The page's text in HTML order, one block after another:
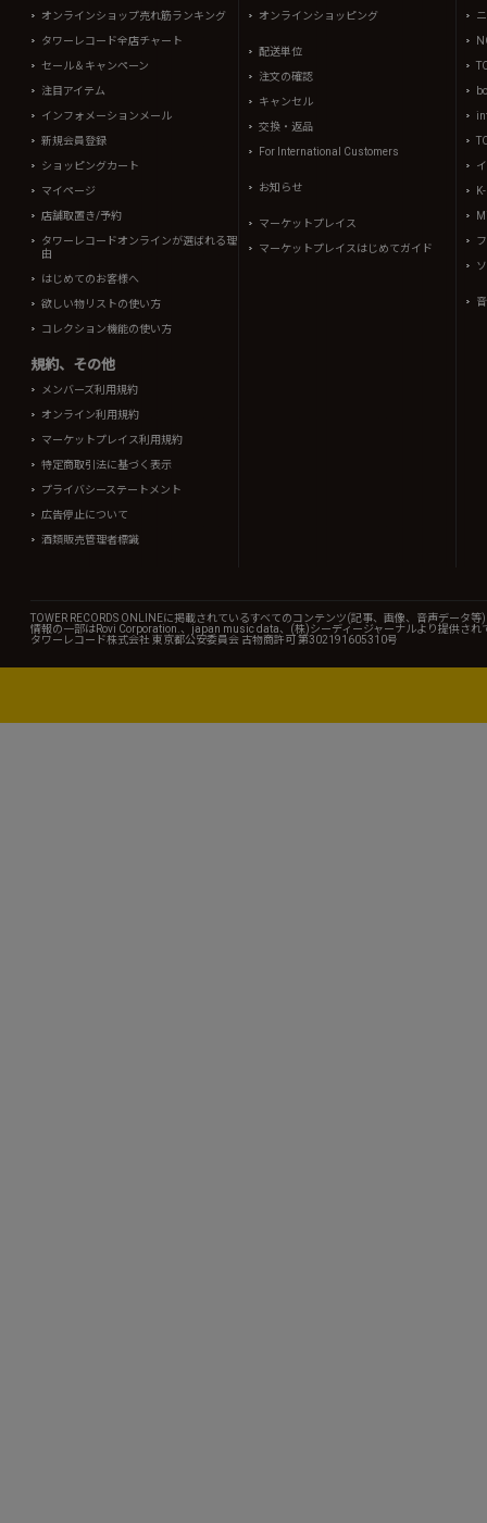
オンラインショップ売れ筋ランキング
タワーレコード全店チャート
セール＆キャンペーン
注目アイテム
インフォメーションメール
新規会員登録
ショッピングカート
マイページ
店舗取置き/予約
タワーレコードオンラインが選ばれる理
由
はじめてのお客様へ
欲しい物リストの使い方
コレクション機能の使い方
規約、その他
メンバーズ利用規約
オンライン利用規約
マーケットプレイス利用規約
特定商取引法に基づく表示
プライバシーステートメント
広告停止について
酒類販売管理者標識
オンラインショッピング
配送単位
注文の確認
キャンセル
交換・返品
For International Customers
お知らせ
マーケットプレイス
マーケットプレイスはじめてガイド
TOWER RECORDS ONLINEに掲載されているすべてのコンテンツ(記事、画像、音声データ
情報の一部はRovi Corporation.、japan music data、(株)シーディージャーナルより提供され
タワーレコード株式会社 東京都公安委員会 古物商許可 第302191605310号